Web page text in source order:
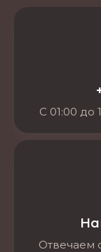
С 01:00 до
Отвечаем